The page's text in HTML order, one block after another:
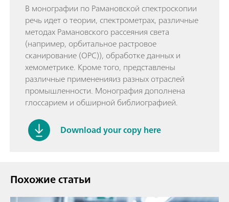
В монографии по Рамановской спектроскопии
речь идет о теории, спектрометрах, различные
методах Рамановского рассеяния света
(например, орбитальное растровое
сканирование (ОРС)), обработке данных и
хемометрике. Кроме того, представлены
различные примененияиз разных отраслей
промышленности. Монография дополнена
глоссарием и обширной библиографией.
Download your copy here
Похожие статьи